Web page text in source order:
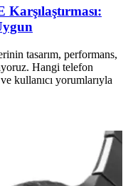
tasarım, performans,
Hangi telefon
kullanıcı yorumlarıyla